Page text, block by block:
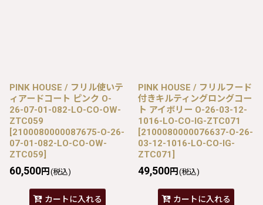
PINK HOUSE / フリル使いテ
ィアードコート ピンク O-
26-07-01-082-LO-CO-OW-
ZTC059
[2100080000087675-O-26-
07-01-082-LO-CO-OW-
ZTC059]
60,500円 (税込)
カートに入れる
PINK HOUSE / フリルフード
付きキルティングロングコー
ト アイボリー O-26-03-12-
1016-LO-CO-IG-ZTC071
[2100080000076637-O-26-
03-12-1016-LO-CO-IG-
ZTC071 ]
49,500円 (税込)
カートに入れる